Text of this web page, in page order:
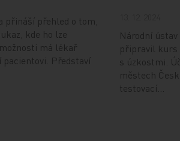
přináší přehled o tom,
kde ho lze
má lékař
pacientovi. Představí
Národní
připravil kurs
s úzkostmi.
městech
testovací…